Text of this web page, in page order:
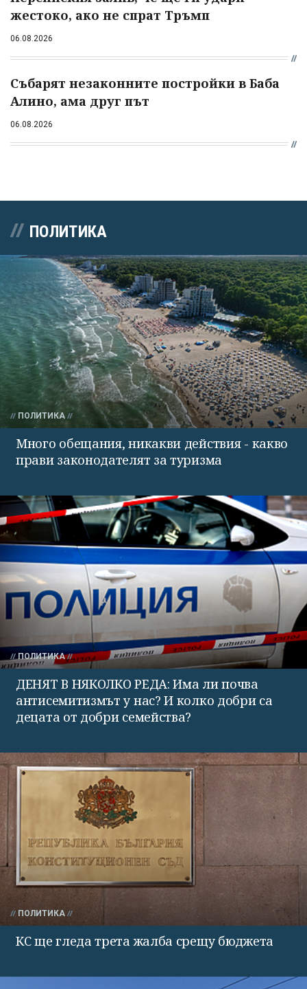
жестоко, ако не спрат Тръмп
06.08.2026
Събарят незаконните постройки в Баба
Алино, ама друг път
06.08.2026
ПОЛИТИКА
ПОЛИТИКА
Много обещания, никакви действия - какво
прави законодателят за туризма
ПОЛИТИКА
ДЕНЯТ В НЯКОЛКО РЕДА: Има ли почва
антисемитизмът у нас? И колко добри са
децата от добри семейства?
ПОЛИТИКА
КС ще гледа трета жалба срещу бюджета